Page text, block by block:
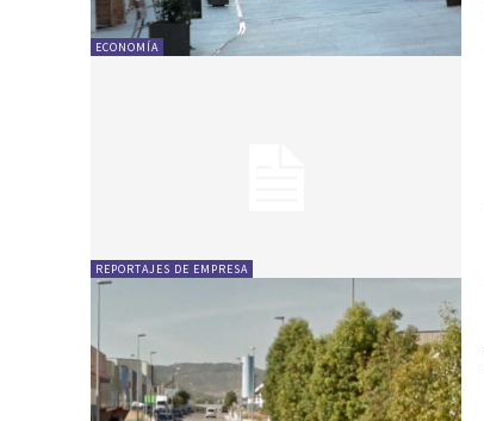
ECONOMÍA
REPORTAJES DE EMPRESA